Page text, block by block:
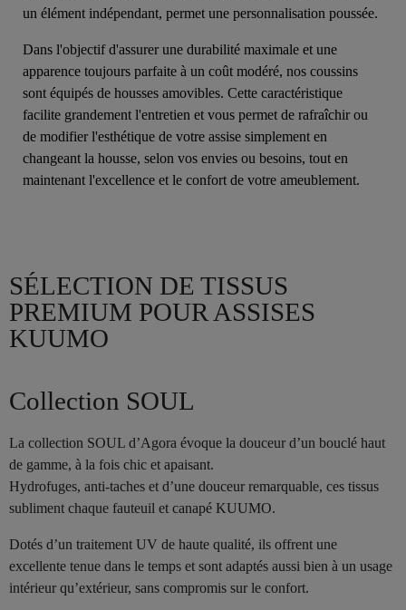
un élément indépendant, permet une personnalisation poussée.
Dans l'objectif d'assurer une durabilité maximale et une
apparence toujours parfaite à un coût modéré, nos coussins
sont équipés de housses amovibles. Cette caractéristique
facilite grandement l'entretien et vous permet de rafraîchir ou
de modifier l'esthétique de votre assise simplement en
changeant la housse, selon vos envies ou besoins, tout en
maintenant l'excellence et le confort de votre ameublement.
SÉLECTION DE TISSUS
PREMIUM POUR ASSISES
KUUMO
Collection SOUL
La collection SOUL d’Agora évoque la douceur d’un bouclé haut
de gamme, à la fois chic et apaisant.
Hydrofuges, anti-taches et d’une douceur remarquable, ces tissus
subliment chaque fauteuil et canapé KUUMO.
Dotés d’un traitement UV de haute qualité, ils offrent une
excellente tenue dans le temps et sont adaptés aussi bien à un usage
intérieur qu’extérieur, sans compromis sur le confort.